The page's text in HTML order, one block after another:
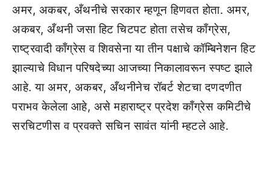
अमर, अकबर, अँथनीचे सरकार म्हणून हिणवत होता. अमर,
अकबर, अँथनी जसा हिट चिटपट होता तसेच काँग्रेस,
राष्ट्रवादी काँग्रेस व शिवसेना या तीन पक्षाचे कॉम्बिनेशन हिट
झाल्याचे विधान परिषदेच्या आजच्या निकालावरून स्पष्ट झाले
आहे. या अमर, अकबर, अँथनीनेच रॉबर्ट शेटचा दणदणीत
पराभव केलेला आहे, असे महाराष्ट्र प्रदेश काँग्रेस कमिटीचे
सरचिटणीस व प्रवक्ते सचिन सावंत यांनी म्हटले आहे.